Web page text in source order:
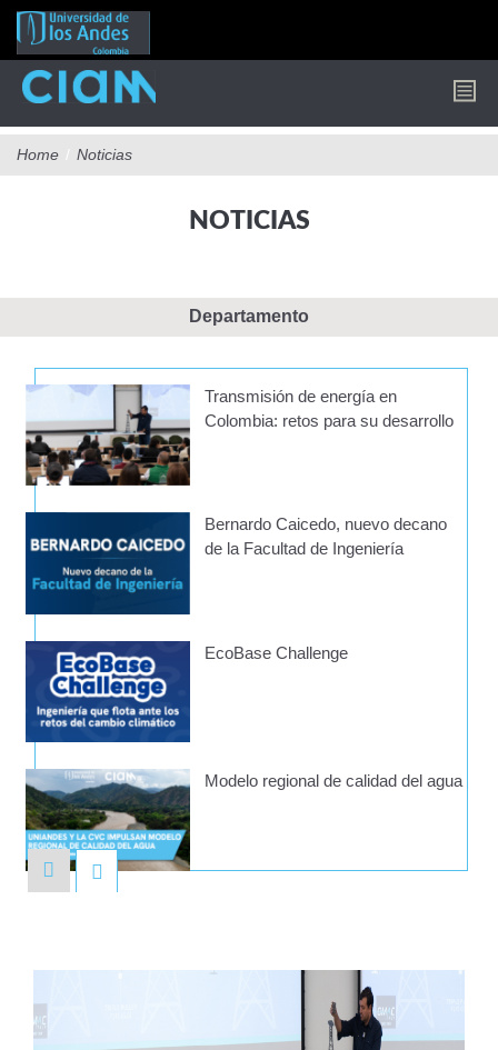
Pasar
contenido
principal
Home / Noticias
NOTICIAS
Departamento
Transmisión de energía en
Colombia: retos para su desarrollo
Bernardo Caicedo, nuevo decano
de la Facultad de Ingeniería
EcoBase Challenge
Modelo regional de calidad del agua
Bogotá analiza modelo de